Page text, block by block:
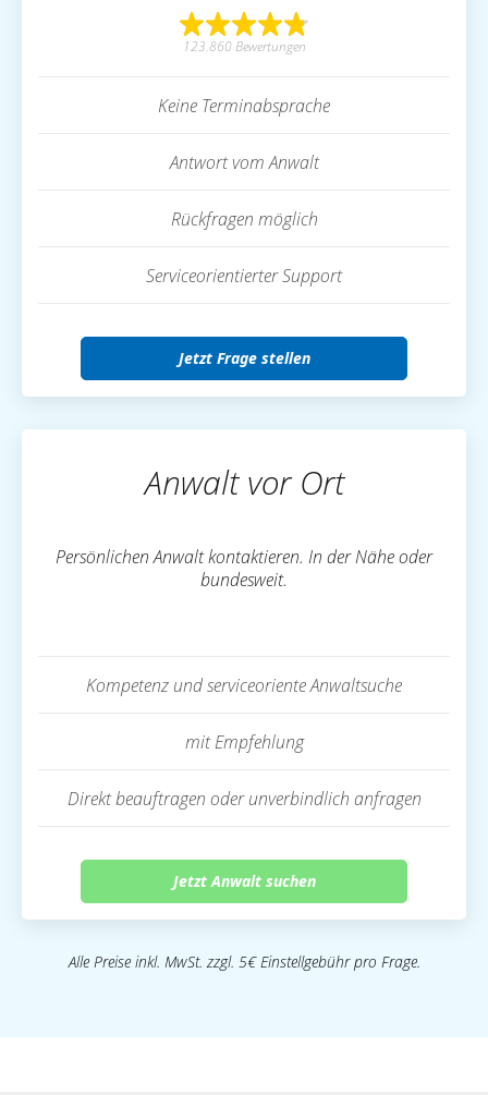
123.860 Bewertungen
Keine Terminabsprache
Antwort vom Anwalt
Rückfragen möglich
Serviceorientierter Support
Jetzt Frage stellen
Anwalt vor Ort
Persönlichen Anwalt kontaktieren. In der Nähe oder
bundesweit.
Kompetenz und serviceoriente Anwaltsuche
mit Empfehlung
Direkt beauftragen oder unverbindlich anfragen
Jetzt Anwalt suchen
Alle Preise inkl. MwSt. zzgl. 5€ Einstellgebühr pro Frage.